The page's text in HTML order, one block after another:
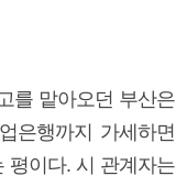
를 맡아오던 부산은
은행까지 가세하면
평이다. 시 관계자는